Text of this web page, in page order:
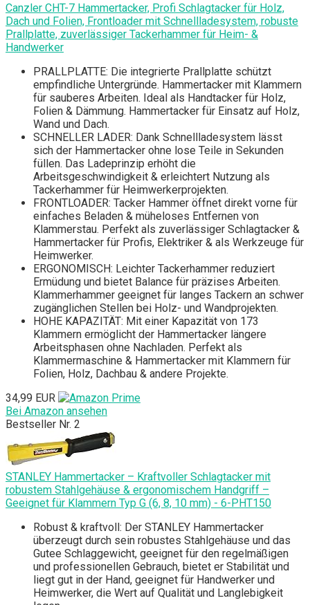
Canzler CHT-7 Hammertacker, Profi Schlagtacker für Holz,
Dach und Folien, Frontloader mit Schnellladesystem, robuste
Prallplatte, zuverlässiger Tackerhammer für Heim- &
Handwerker
PRALLPLATTE: Die integrierte Prallplatte schützt
empfindliche Untergründe. Hammertacker mit Klammern
für sauberes Arbeiten. Ideal als Handtacker für Holz,
Folien & Dämmung. Hammertacker für Einsatz auf Holz,
Wand und Dach.
SCHNELLER LADER: Dank Schnellladesystem lässt
sich der Hammertacker ohne lose Teile in Sekunden
füllen. Das Ladeprinzip erhöht die
Arbeitsgeschwindigkeit & erleichtert Nutzung als
Tackerhammer für Heimwerkerprojekten.
FRONTLOADER: Tacker Hammer öffnet direkt vorne für
einfaches Beladen & müheloses Entfernen von
Klammerstau. Perfekt als zuverlässiger Schlagtacker &
Hammertacker für Profis, Elektriker & als Werkzeuge für
Heimwerker.
ERGONOMISCH: Leichter Tackerhammer reduziert
Ermüdung und bietet Balance für präzises Arbeiten.
Klammerhammer geeignet für langes Tackern an schwer
zugänglichen Stellen bei Holz- und Wandprojekten.
HOHE KAPAZITÄT: Mit einer Kapazität von 173
Klammern ermöglicht der Hammertacker längere
Arbeitsphasen ohne Nachladen. Perfekt als
Klammermaschine & Hammertacker mit Klammern für
Folien, Holz, Dachbau & andere Projekte.
34,99 EUR
Bei Amazon ansehen
Bestseller Nr. 2
STANLEY Hammertacker – Kraftvoller Schlagtacker mit
robustem Stahlgehäuse & ergonomischem Handgriff –
Geeignet für Klammern Typ G (6, 8, 10 mm) - 6-PHT150
Robust & kraftvoll: Der STANLEY Hammertacker
überzeugt durch sein robustes Stahlgehäuse und das
Gutee Schlaggewicht, geeignet für den regelmäßigen
und professionellen Gebrauch, bietet er Stabilität und
liegt gut in der Hand, geeignet für Handwerker und
Heimwerker, die Wert auf Qualität und Langlebigkeit